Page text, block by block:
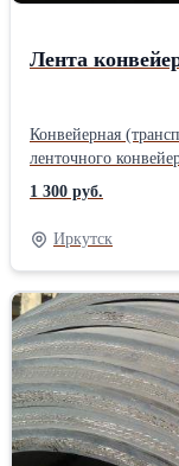
Лента
Конвейерная
ленточного
функции: грузонесущую и
представляет собой
тросовой основе. Конвейерная лента предназначена для
перемещения груза
наклонном
производство Тип
Материал:
1 300 руб.
Иркутск